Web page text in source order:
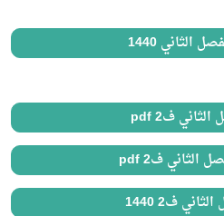
ف2 1440